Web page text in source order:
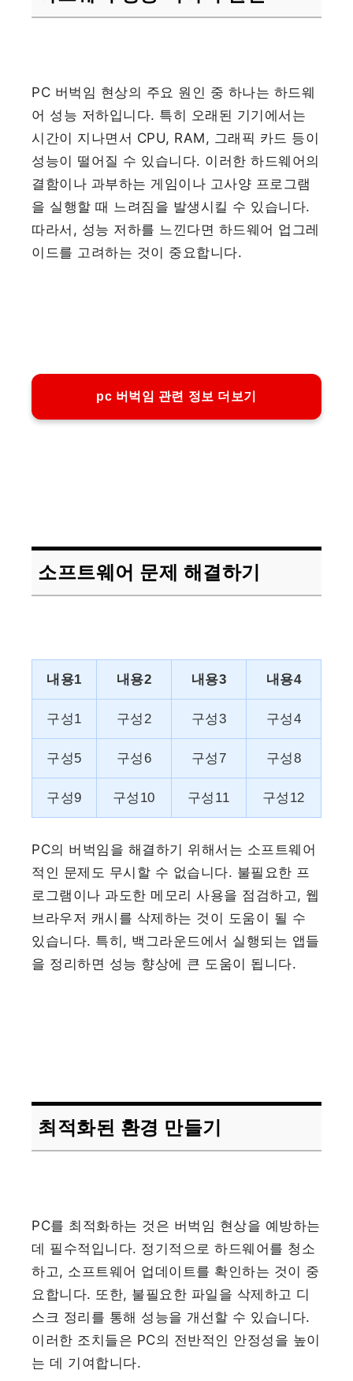
PC 버벅임 현상의 주요 원인 중 하나는 하드웨
어 성능 저하입니다. 특히 오래된 기기에서는
시간이 지나면서 CPU, RAM, 그래픽 카드 등이
성능이 떨어질 수 있습니다. 이러한 하드웨어의
결함이나 과부하는 게임이나 고사양 프로그램
을 실행할 때 느려짐을 발생시킬 수 있습니다.
따라서, 성능 저하를 느낀다면 하드웨어 업그레
이드를 고려하는 것이 중요합니다.
pc 버벅임 관련 정보 더보기
소프트웨어 문제 해결하기
내용1 내용2 내용3 내용4
구성1 구성2 구성3 구성4
구성5 구성6 구성7 구성8
구성9 구성10 구성11 구성12
PC의 버벅임을 해결하기 위해서는 소프트웨어
적인 문제도 무시할 수 없습니다. 불필요한 프
로그램이나 과도한 메모리 사용을 점검하고, 웹
브라우저 캐시를 삭제하는 것이 도움이 될 수
있습니다. 특히, 백그라운드에서 실행되는 앱들
을 정리하면 성능 향상에 큰 도움이 됩니다.
최적화된 환경 만들기
PC를 최적화하는 것은 버벅임 현상을 예방하는
데 필수적입니다. 정기적으로 하드웨어를 청소
하고, 소프트웨어 업데이트를 확인하는 것이 중
요합니다. 또한, 불필요한 파일을 삭제하고 디
스크 정리를 통해 성능을 개선할 수 있습니다.
이러한 조치들은 PC의 전반적인 안정성을 높이
는 데 기여합니다.